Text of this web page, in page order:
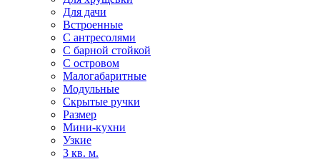
Для дачи
Встроенные
С антресолями
С барной стойкой
С островом
Малогабаритные
Модульные
Скрытые ручки
Размер
Мини-кухни
Узкие
3 кв. м.